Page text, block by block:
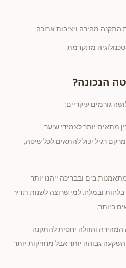
התקנה מהירה ויציבות ארוכה
מתקדמת
הנכונה?
גורמים עיקריים:
מתאים יותר לצמידי שיער
רגיל יכול להתאים לכל שיטה,
בים ובבריכה ייהנו יותר
בלחות ובמלח. למי שרוצה לשנות תדיר
ביותר.
והזולה יחסית להתקנה
השקעה גבוהה יותר אבל מחזיקות יותר